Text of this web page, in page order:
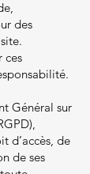
des
ces
Général sur
d’accès, de
de ses